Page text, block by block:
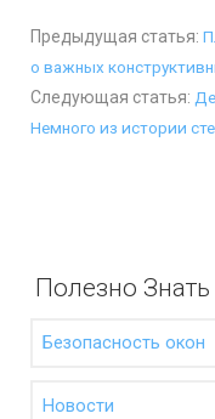
Предыдущая статья:
о важных
Следующая статья:
Немного из истории
Полезно Знать
Безопасность окон
Новости